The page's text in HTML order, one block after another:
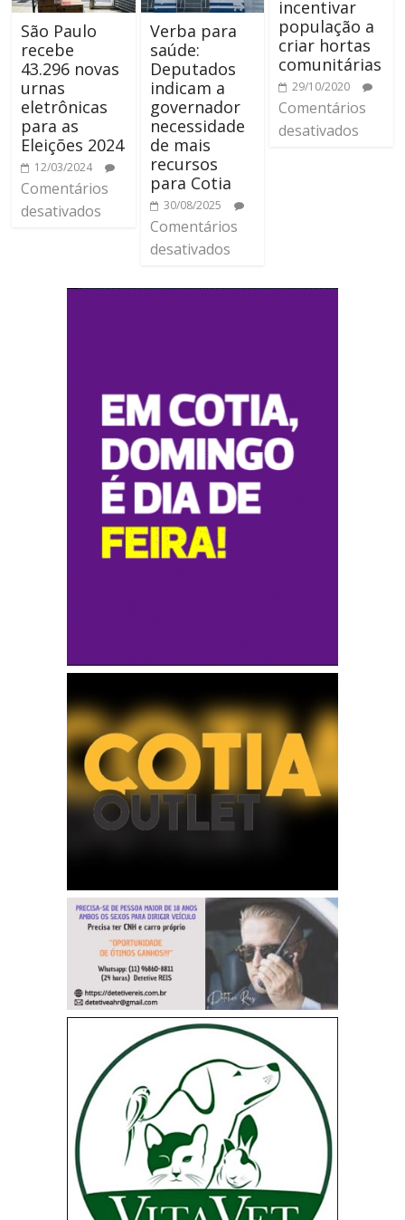
São Paulo
recebe
43.296 novas
urnas
eletrônicas
para as
Eleições 2024
12/03/2024
Comentários
desativados
Verba para
saúde:
Deputados
indicam a
governador
necessidade
de mais
recursos
para Cotia
30/08/2025
Comentários
desativados
incentivar
população a
criar hortas
comunitárias
29/10/2020
Comentários
desativados